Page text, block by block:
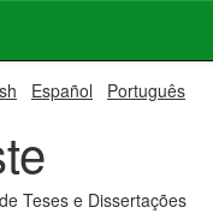
Español Português
Teses e Dissertações